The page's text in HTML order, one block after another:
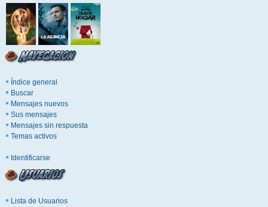
Índice general
Buscar
Mensajes nuevos
Sus mensajes
Mensajes sin respuesta
Temas activos
Identificarse
Lista de Usuarios